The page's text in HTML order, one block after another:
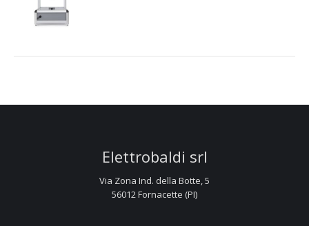
Elettrobaldi srl
Via Zona Ind. della Botte, 5
56012 Fornacette (PI)